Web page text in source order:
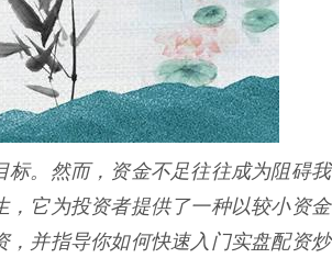
。然而，资金不足往往成为阻碍我
它为投资者提供了一种以较小资金
并指导你如何快速入门实盘配资炒